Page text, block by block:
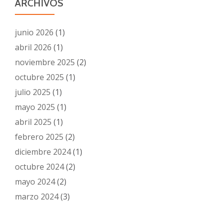
ARCHIVOS
junio 2026 (1)
abril 2026 (1)
noviembre 2025 (2)
octubre 2025 (1)
julio 2025 (1)
mayo 2025 (1)
abril 2025 (1)
febrero 2025 (2)
diciembre 2024(1)
octubre 2024(2)
mayo 2024(2)
marzo 2024(3)